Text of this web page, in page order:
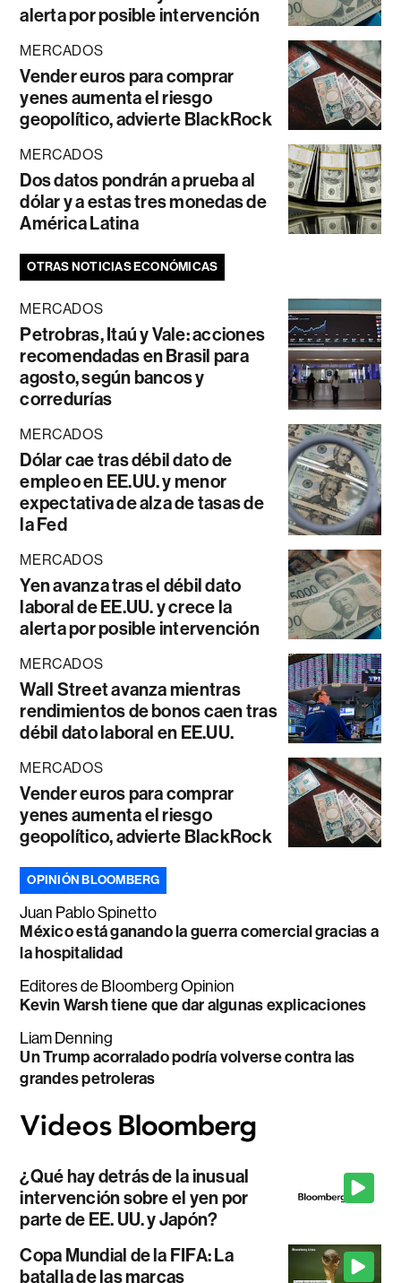
alerta por posible intervención
MERCADOS
Vender euros para comprar
yenes aumenta el riesgo
geopolítico, advierte BlackRock
MERCADOS
Dos datos pondrán a prueba al
dólar y a estas tres monedas de
América Latina
OTRAS NOTICIAS ECONÓMICAS
MERCADOS
Petrobras, Itaú y Vale: acciones
recomendadas en Brasil para
agosto, según bancos y
corredurías
MERCADOS
Dólar cae tras débil dato de
empleo en EE.UU. y menor
expectativa de alza de tasas de
la Fed
MERCADOS
Yen avanza tras el débil dato
laboral de EE.UU. y crece la
alerta por posible intervención
MERCADOS
Wall Street avanza mientras
rendimientos de bonos caen tras
débil dato laboral en EE.UU.
MERCADOS
Vender euros para comprar
yenes aumenta el riesgo
geopolítico, advierte BlackRock
OPINIÓN BLOOMBERG
Juan Pablo Spinetto
México está ganando la guerra comercial gracias a
la hospitalidad
Editores de Bloomberg Opinion
Kevin Warsh tiene que dar algunas explicaciones
Liam Denning
Un Trump acorralado podría volverse contra las
grandes petroleras
¿Qué hay detrás de la inusual
intervención sobre el yen por
parte de EE. UU. y Japón?
Copa Mundial de la FIFA: La
batalla de las marcas